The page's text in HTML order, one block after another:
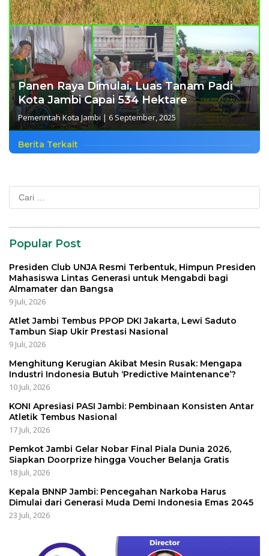
Panen Raya Dimulai, Luas Tanam Padi
Kota Jambi Capai 534 Hektare
Pemerintah Kota Jambi| 6 September, 2025
Berita Terkait
Cari
untuk:
Popular Post
Presiden Club UNJA Resmi Terbentuk, Himpun Presiden
Mahasiswa Lintas Generasi untuk Mengabdi bagi
Almamater dan Bangsa
9 Juli, 2026
Atlet Jambi Tembus PPOP DKI Jakarta, Lewi Saduto
Tambun Siap Ukir Prestasi Nasional
9 Juli, 2026
Menghitung Kerugian Akibat Mesin Rusak: Mengapa
Industri Indonesia Butuh ‘Predictive Maintenance’?
10 Juli, 2026
KONI Apresiasi PASI Jambi: Pembinaan Konsisten Antar
Atletik Tembus Nasional
17 Juli, 2026
Pemkot Jambi Gelar Nobar Final Piala Dunia 2026,
Siapkan Doorprize hingga Voucher Belanja Gratis
18 Juli, 2026
Kepala BNNP Jambi: Pencegahan Narkoba Harus
Dimulai dari Generasi Muda Demi Indonesia Emas 2045
23 Juli, 2026